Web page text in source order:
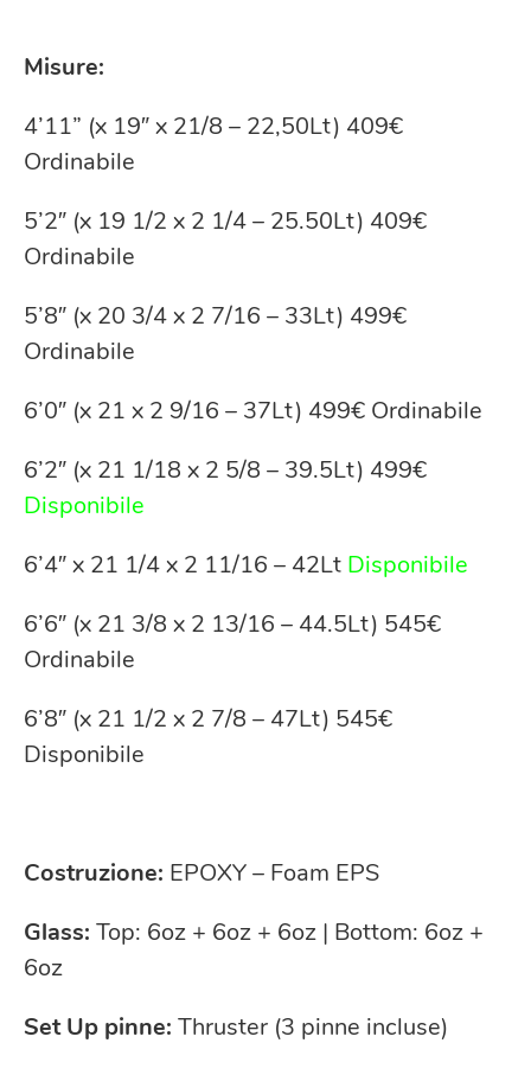
Misure:
4’11” (x 19″ x 21/8 – 22,50Lt) 409€
Ordinabile
5’2″ (x 19 1/2 x 2 1/4 – 25.50Lt) 409€
Ordinabile
5’8″ (x 20 3/4 x 2 7/16 – 33Lt) 499€
Ordinabile
6’0″ (x 21 x 2 9/16 – 37Lt) 499€ Ordinabile
6’2″ (x 21 1/18 x 2 5/8 – 39.5Lt) 499€
Disponibile
6’4″ x 21 1/4 x 2 11/16 – 42Lt Disponibile
6’6″ (x 21 3/8 x 2 13/16 – 44.5Lt) 545€
Ordinabile
6’8″ (x 21 1/2 x 2 7/8 – 47Lt) 545€
Disponibile
Costruzione: EPOXY – Foam EPS
Glass: Top: 6oz + 6oz + 6oz | Bottom: 6oz +
6oz
Set Up pinne: Thruster (3 pinne incluse)